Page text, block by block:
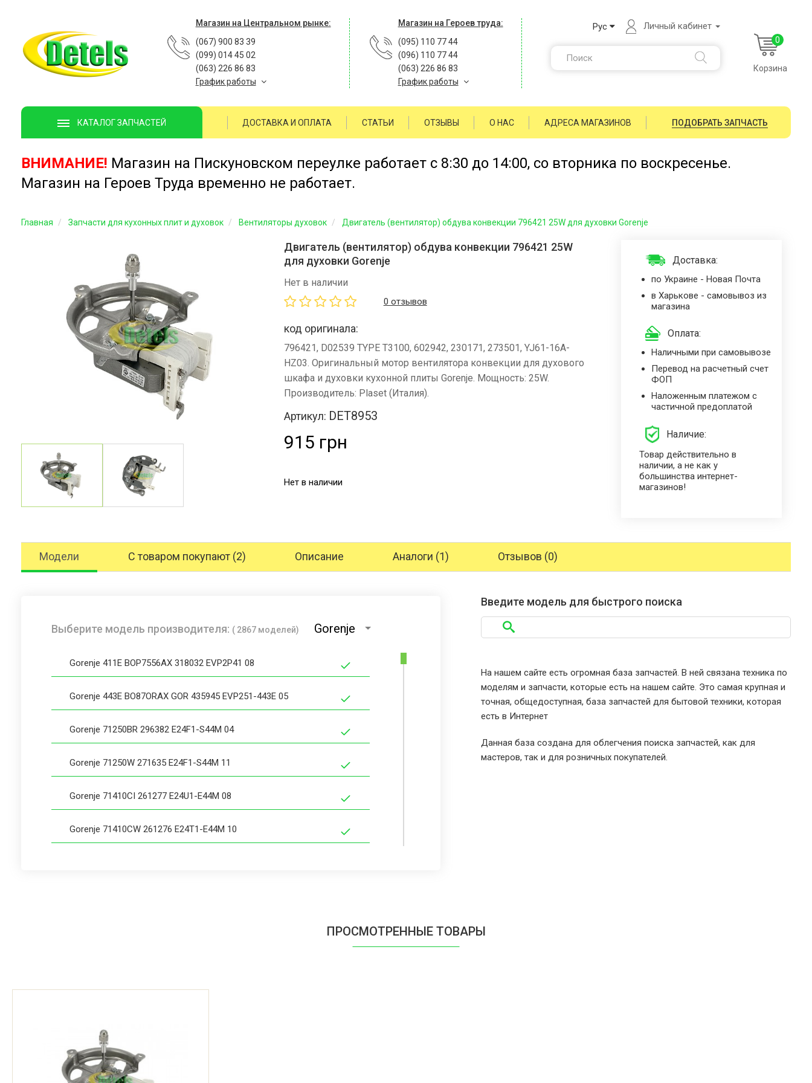
Магазин на Центральном рынке:
(067) 900 83 39
(099) 014 45 02
(063) 226 86 83
График работы
Магазин на Героев труда:
(095) 110 77 44
(096) 110 77 44
(063) 226 86 83
График работы
Рус Личный кабинет
0
Корзина
КАТАЛОГ ЗАПЧАСТЕЙ ДОСТАВКА И ОПЛАТА СТАТЬИ ОТЗЫВЫ О НАС АДРЕСА МАГАЗИНОВ ПОДОБРАТЬ ЗАПЧАСТЬ
ВНИМАНИЕ! Магазин на Пискуновском переулке работает с 8:30 до 14:00, со вторника по воскресенье.
Магазин на Героев Труда временно не работает.
Главная Запчасти для кухонных плит и духовок Вентиляторы духовок Двигатель (вентилятор) обдува конвекции 796421 25W для духовки Gorenje
Двигатель (вентилятор) обдува конвекции 796421 25W
для духовки Gorenje
Нет в наличии
0 отзывов
код оригинала:
796421, D02539 TYPE T3100, 602942, 230171, 273501, YJ61-16A-
HZ03. Оригинальный мотор вентилятора конвекции для духового
шкафа и духовки кухонной плиты Gorenje. Мощность: 25W.
Производитель: Plaset (Италия).
Артикул: DET8953
915 грн
Нет в наличии
Доставка:
по Украине - Новая Почта
в Харькове - самовывоз из
магазина
Оплата:
Наличными при самовывозе
Перевод на расчетный счет
ФОП
Наложенным платежом с
частичной предоплатой
Наличие:
Товар действительно в
наличии, а не как у
большинства интернет-
магазинов!
Модели С товаром покупают (2) Описание Аналоги (1) Отзывов (0)
Выберите модель производителя: ( 2867 моделей) Gorenje
Gorenje 411E BOP7556AX 318032 EVP2P41 08
Gorenje 443E BO87ORAX GOR 435945 EVP251-443E 05
Gorenje 71250BR 296382 E24F1-S44M 04
Gorenje 71250W 271635 E24F1-S44M 11
Gorenje 71410CI 261277 E24U1-E44M 08
Gorenje 71410CW 261276 E24T1-E44M 10
Gorenje 97760 236873 E24Q1-E11E 04
Gorenje 97760 236874 E24Q1-E11E 05
Введите модель для быстрого поиска
На нашем сайте есть огромная база запчастей. В ней связана техника по
моделям и запчасти, которые есть на нашем сайте. Это самая крупная и
точная, общедоступная, база запчастей для бытовой техники, которая
есть в Интернет
Данная база создана для облегчения поиска запчастей, как для
мастеров, так и для розничных покупателей.
ПРОСМОТРЕННЫЕ ТОВАРЫ